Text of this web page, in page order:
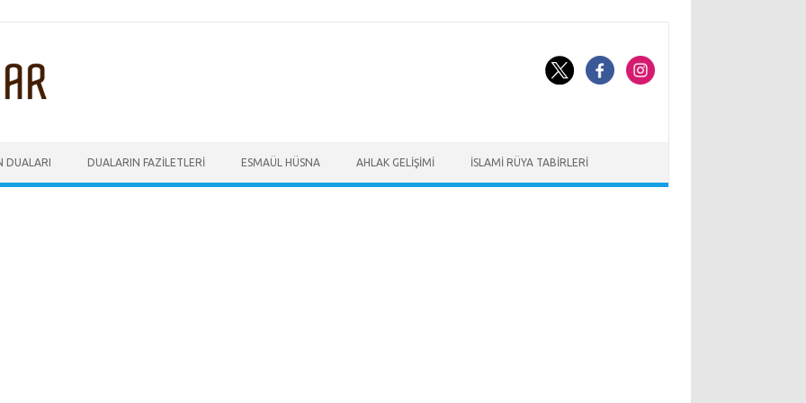
DUALARI DUALARIN FAZILETLERI ESMAÜL HÜSNA AHLAK GELIŞIMI İSLAMI RÜYA TABIRLERI